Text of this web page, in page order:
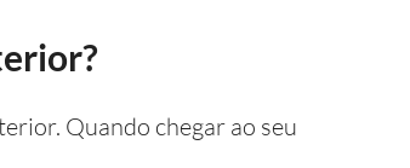
Quando chegar ao seu